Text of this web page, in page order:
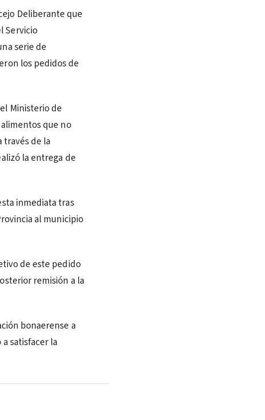
Deliberante que
Servicio
serie de
los pedidos de
Ministerio de
que no
través de la
la entrega de
inmediata tras
al municipio
de este pedido
remisión a la
bonaerense a
satisfacer la